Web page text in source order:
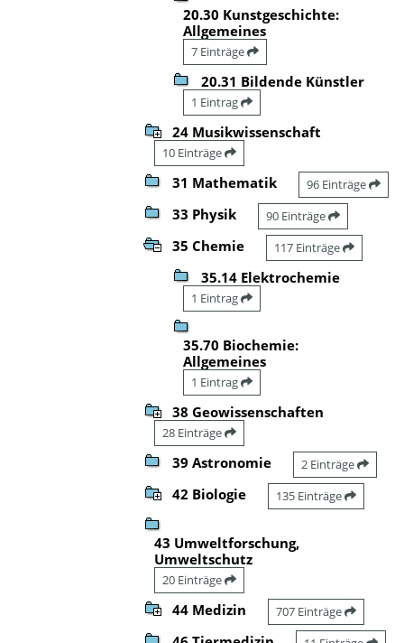
20.30 Kunstgeschichte:
Allgemeines
7 Einträge
20.31 Bildende Künstler
1 Eintrag
24 Musikwissenschaft
10 Einträge
31 Mathematik 96 Einträge
33 Physik 90 Einträge
35 Chemie 117 Einträge
35.14 Elektrochemie
1 Eintrag
35.70 Biochemie:
Allgemeines
1 Eintrag
38 Geowissenschaften
28 Einträge
39 Astronomie 2 Einträge
42 Biologie 135 Einträge
43 Umweltforschung,
Umweltschutz
20 Einträge
44 Medizin 707 Einträge